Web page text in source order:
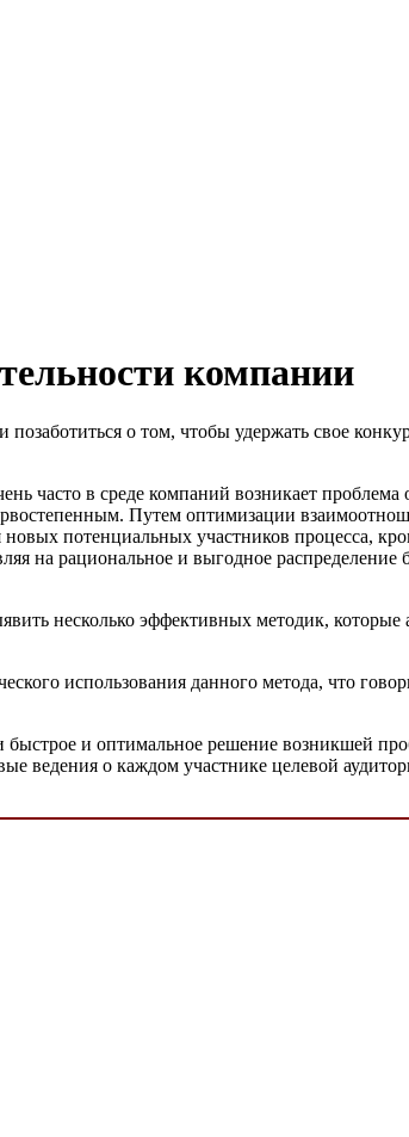
компании
о том, чтобы удержать свое
часто в среде компаний возникает
Путем оптимизации
потенциальных участников процесса,
на рациональное и выгодное
несколько эффективных методик, которые
использования данного метода, что
и оптимальное решение возникшей
ведения о каждом участнике целевой